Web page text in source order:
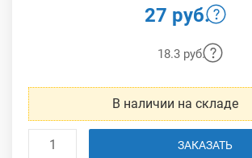
27 руб.
18.3 руб.
В наличии на складе
ЗАКАЗАТЬ